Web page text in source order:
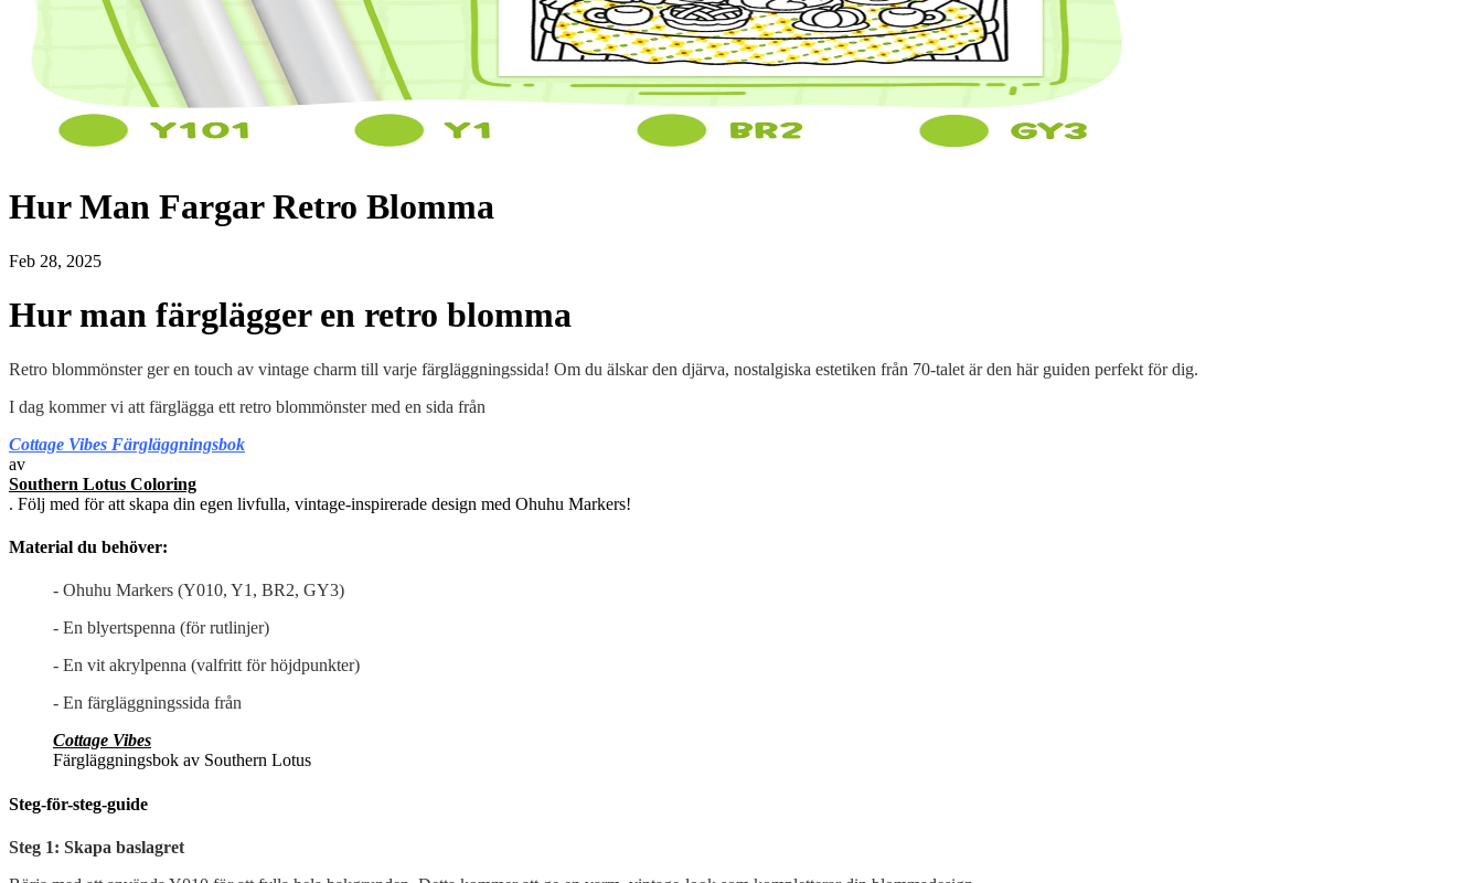
Hur Man Fargar Retro Blomma
Feb 28, 2025
Hur man färglägger en retro blomma
Retro blommönster ger en touch av vintage charm till varje färgläggningssida! Om du älskar den djärva, nostalgiska estetiken från 70-talet är den här guiden perfekt för dig.
I dag kommer vi att färglägga ett retro blommönster med en sida från
Cottage Vibes Färgläggningsbok
av
Southern Lotus Coloring
. Följ med för att skapa din egen livfulla, vintage-inspirerade design med Ohuhu Markers!
Material du behöver:
- Ohuhu Markers (Y010, Y1, BR2, GY3)
- En blyertspenna (för rutlinjer)
- En vit akrylpenna (valfritt för höjdpunkter)
- En färgläggningssida från
Cottage Vibes
Färgläggningsbok av Southern Lotus
Steg-för-steg-guide
Steg 1: Skapa baslagret